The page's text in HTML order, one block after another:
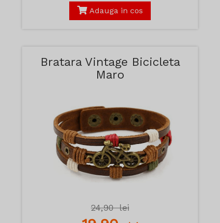
Adauga in cos
Bratara Vintage Bicicleta
Maro
24,90lei